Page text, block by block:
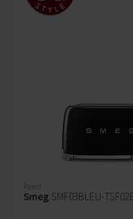
Paket
Smeg SMF03BLEU-